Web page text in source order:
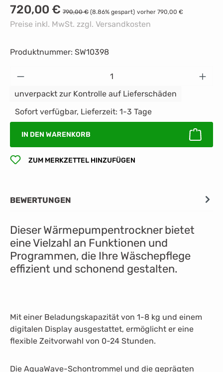
Verkaufspreis:
720,00 € Regulärer Preis:
790,00 € (8.86% gespart) vorher 790,00 €
Preise inkl. MwSt. zzgl. Versandkosten
Produktnummer: SW10398
Produkt Anzahl: Gib den gewünschten
unverpackt zur Kontrolle auf Lieferschäden
Sofort verfügbar, Lieferzeit: 1-3 Tage
IN DEN WARENKORB
ZUM MERKZETTEL HINZUFÜGEN
BEWERTUNGEN
Dieser Wärmepumpentrockner bietet
eine Vielzahl an Funktionen und
Programmen, die Ihre Wäschepflege
effizient und schonend gestalten.
Mit einer Beladungskapazität von 1-8 kg und einem
digitalen Display ausgestattet, ermöglicht er eine
flexible Zeitvorwahl von 0-24 Stunden.
Die AquaWave-Schontrommel und die geprägten